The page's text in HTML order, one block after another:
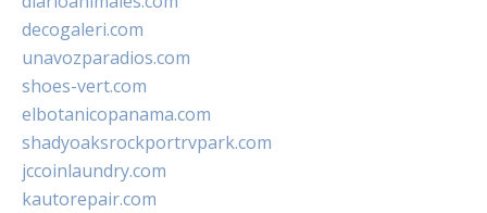
decogaleri.com
unavozparadios.com
shoes-vert.com
elbotanicopanama.com
shadyoaksrockportrvpark.com
jccoinlaundry.com
kautorepair.com